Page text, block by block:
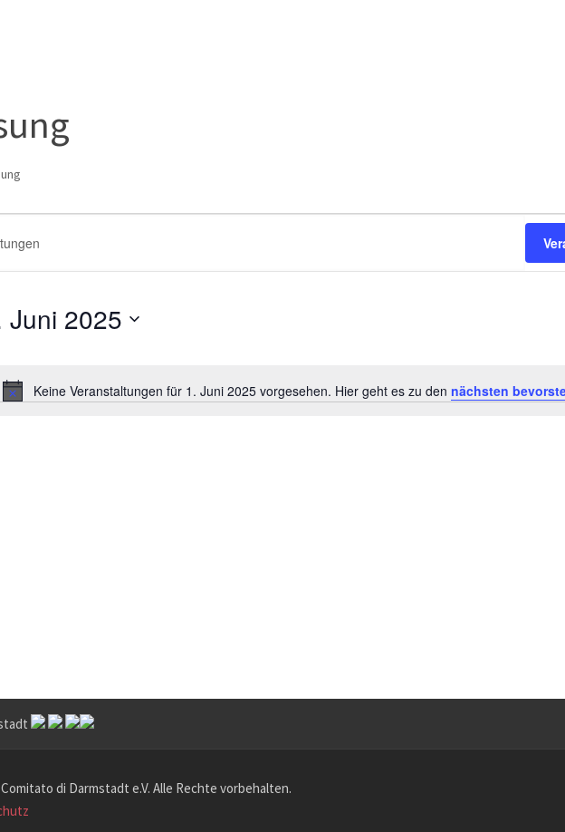
Hinweis
Keine Veranstaltungen für 1. Juni 2025 vorgesehen. Hier geht es zu den nächsten
Juni 2025
di Darmstadt e.V. Alle Rechte vorbehalten.